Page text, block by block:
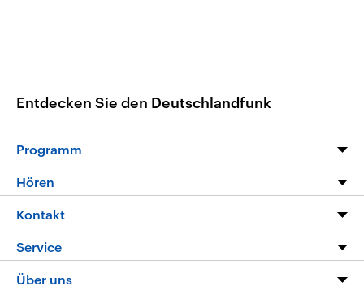
Entdecken Sie den Deutschlandfunk
Programm
Programm
Die Nachrichten
Nachrichtenleicht
Neue Beiträge auf dlf.de
Hören
Livestream
Podcasts
Deutschlandfunk App
Kontakt
Hörerservice
Service
FAQ
Über uns